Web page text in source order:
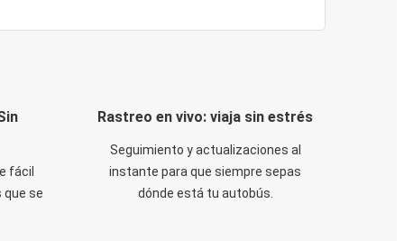
fácil
se
Rastreo en vivo: viaja sin estrés
Seguimiento y actualizaciones al
instante para que siempre sepas
dónde está tu autobús.